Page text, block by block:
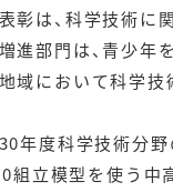
彰は、科学技術に
進部門は、青少年
域において科学技
年度科学技術分野
組立模型を使う中